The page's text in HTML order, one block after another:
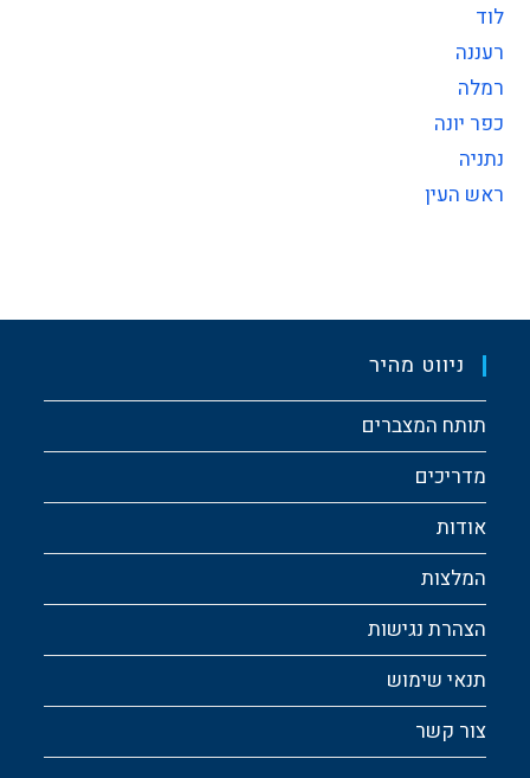
לוד
רעננה
רמלה
כפר יונה
נתניה
ראש העין
ניווט מהיר
תותח המצברים
מדריכים
אודות
המלצות
הצהרת נגישות
תנאי שימוש
צור קשר